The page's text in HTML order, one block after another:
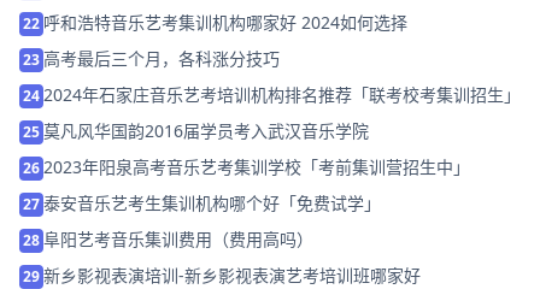
22 呼和浩特音乐艺考集训机构哪家好 2024如何选择
23高考最后三个月，各科涨分技巧
242024年石家庄音乐艺考培训机构排名推荐「联考校考集训招生」
25莫凡风华国韵2016届学员考入武汉音乐学院
262023年阳泉高考音乐艺考集训学校「考前集训营招生中」
27泰安音乐艺考生集训机构哪个好「免费试学」
28阜阳艺考音乐集训费用（费用高吗）
29新乡影视表演培训-新乡影视表演艺考培训班哪家好